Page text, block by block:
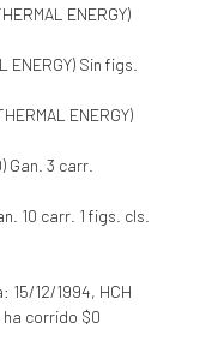
ENERGY)
ENERGY) Sin figs.
ENERGY)
Gan. 3 carr.
10 carr. 1 figs. cls.
15/12/1994, HCH
ha corrido $0